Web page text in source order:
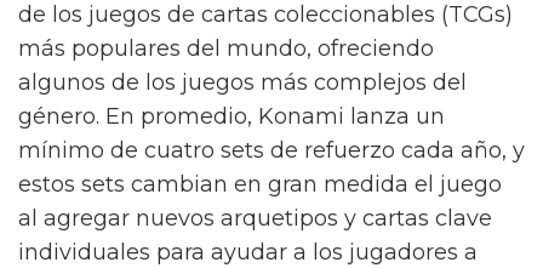
de los juegos de cartas coleccionables (TCGs)
más populares del mundo, ofreciendo
algunos de los juegos más complejos del
género. En promedio, Konami lanza un
mínimo de cuatro sets de refuerzo cada año, y
estos sets cambian en gran medida el juego
al agregar nuevos arquetipos y cartas clave
individuales para ayudar a los jugadores a